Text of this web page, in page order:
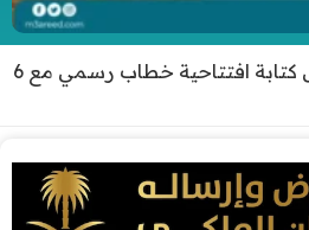
دليل كتابة افتتاحية خطاب رسمي مع 6